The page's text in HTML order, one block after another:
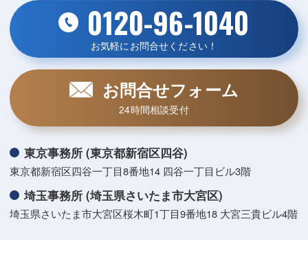
0120-96-1040
お気軽にお問合せください！
お問合せフォーム
24時間相談受付
東京事務所 (東京都新宿区四谷)
東京都新宿区四谷一丁目8番地14 四谷一丁目ビル3階
埼玉事務所 (埼玉県さいたま市大宮区)
埼玉県さいたま市大宮区桜木町1丁目9番地18 大宮三貴ビル4階